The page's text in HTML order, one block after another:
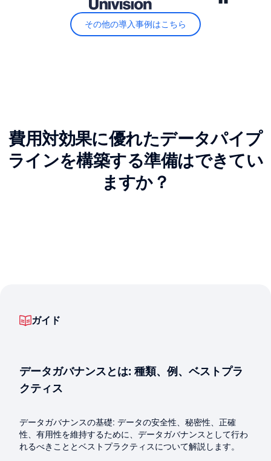
その他の導入事例はこちら
費用対効果に優れたデータパイプ
ラインを構築する準備はできてい
ますか？
ガイド
データガバナンスとは: 種類、例、ベストプラ
クティス
データガバナンスの基礎: データの安全性、秘密性、正確
性、有用性を維持するために、データガバナンスとして行わ
れるべきこととベストプラクティスについて解説します。